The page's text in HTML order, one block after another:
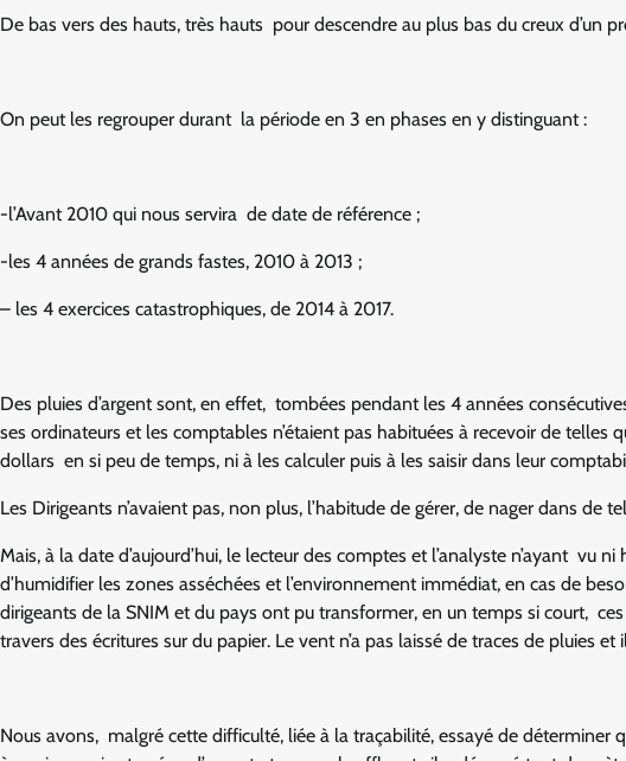
De bas vers des hauts, très hauts pour descendre au plus bas du creux d’un
On peut les regrouper durant la période en 3 en phases en y distinguant :
-l’Avant 2010 qui nous servira de date de référence ;
-les 4 années de grands fastes, 2010 à 2013 ;
– les 4 exercices catastrophiques, de 2014 à 2017.
Des pluies d’argent sont, en effet, tombées pendant les 4 années
ses ordinateurs et les comptables n’étaient pas habituées à recevoir de
dollars en si peu de temps, ni à les calculer puis à les saisir dans leur
Les Dirigeants n’avaient pas, non plus, l’habitude de gérer, de nager dans de
Mais, à la date d’aujourd’hui, le lecteur des comptes et l’analyste n’ayant vu
d’humidifier les zones asséchées et l’environnement immédiat, en cas de
dirigeants de la SNIM et du pays ont pu transformer, en un temps si court,
travers des écritures sur du papier. Le vent n’a pas laissé de traces de pluies
Nous avons, malgré cette difficulté, liée à la traçabilité, essayé de déterminer